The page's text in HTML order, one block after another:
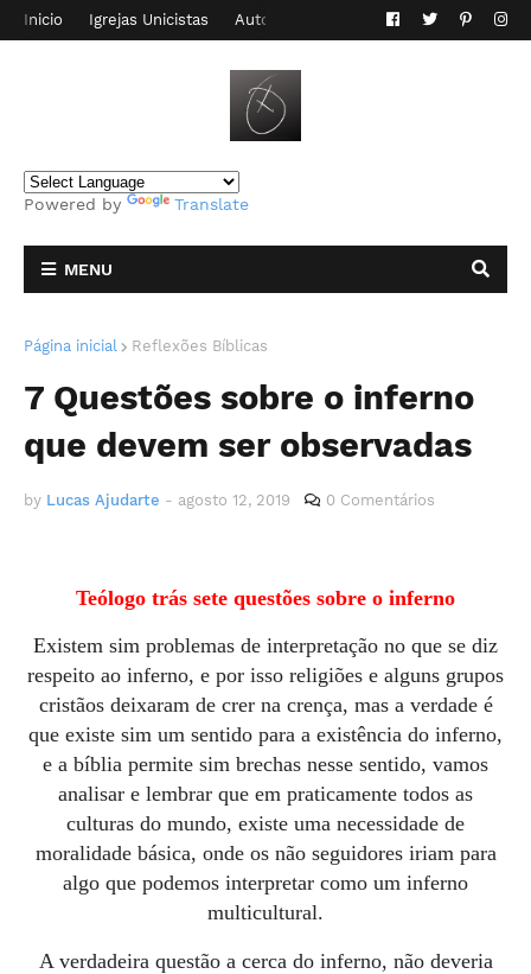
Inicio Igrejas Unicistas Autor do Blog Contato
Powered by Translate
MENU
Página inicial Reflexões Bíblicas
7 Questões sobre o inferno
que devem ser observadas
by Lucas Ajudarte - agosto 12, 2019 0 Comentários
Teólogo trás sete questões sobre o inferno
Existem sim problemas de interpretação no que se diz
respeito ao inferno, e por isso religiões e alguns grupos
cristãos deixaram de crer na crença, mas a verdade é
que existe sim um sentido para a existência do inferno,
e a bíblia permite sim brechas nesse sentido, vamos
analisar e lembrar que em praticamente todos as
culturas do mundo, existe uma necessidade de
moralidade básica, onde os não seguidores iriam para
algo que podemos interpretar como um inferno
multicultural.
A verdadeira questão a cerca do inferno, não deveria